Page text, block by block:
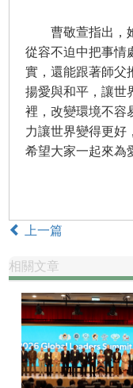
曹敬萱指出，她
從容不迫中把事情
實，還能跟著師父
揚愛與和平，讓世
裡，改變環境不容
力讓世界變得更好
希望大家一起來為
上一篇
相關文章